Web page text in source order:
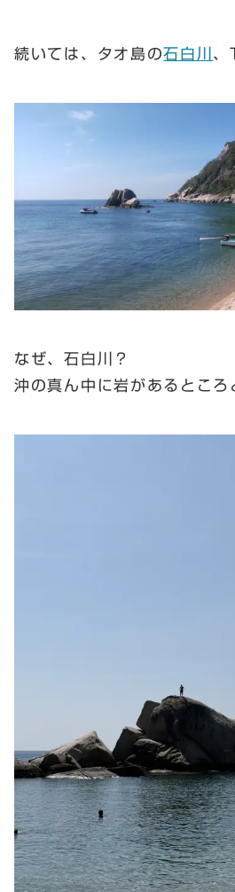
続いては、タオ島の石白川 、
なぜ、石白川？
沖の真ん中に岩があるところ